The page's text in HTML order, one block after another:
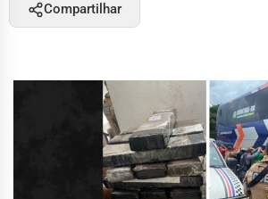
Compartilhar